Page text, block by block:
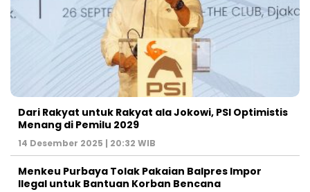
Dari Rakyat untuk Rakyat ala Jokowi, PSI Optimistis
Menang di Pemilu 2029
14 Desember 2025 | 20:32 WIB
Menkeu Purbaya Tolak Pakaian Balpres Impor
Ilegal untuk Bantuan Korban Bencana